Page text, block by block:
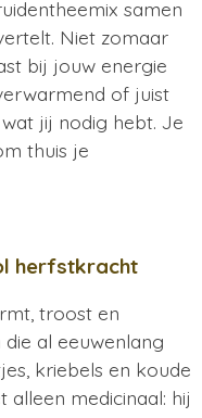
samen
Niet zomaar
bij jouw energie
of juist
jij nodig hebt. Je
thuis je
herfstkracht
troost en
al eeuwenlang
kriebels en koude
alleen medicinaal: hij